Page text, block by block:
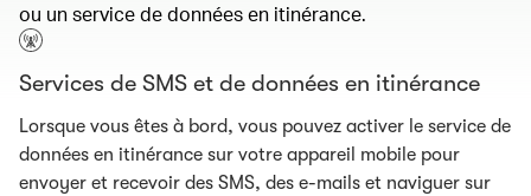
ou un service de données en itinérance.
Services de SMS et de données en itinérance
Lorsque vous êtes à bord, vous pouvez activer le service de
données en itinérance sur votre appareil mobile pour
envoyer et recevoir des SMS, des e-mails et naviguer sur